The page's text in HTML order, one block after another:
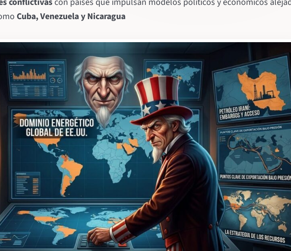
Cuba, Venezuela y Nicaragua